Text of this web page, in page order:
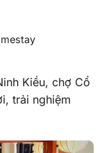
Kiều, chợ Cổ
trải nghiệm